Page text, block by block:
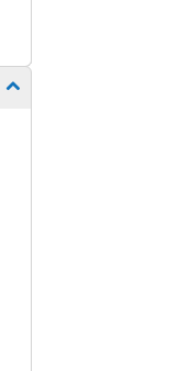
Mostrar/ocultar subpáginas